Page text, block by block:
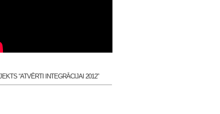
“ATVĒRTI INTEGRĀCIJAI 2012”